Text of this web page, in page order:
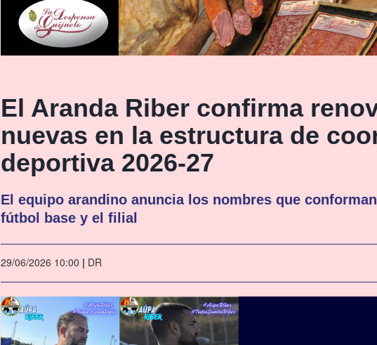
El Aranda Riber confirma
nuevas en la estructura de
deportiva 2026-27
El equipo arandino anuncia los nombres que
fútbol base y el filial
29/06/2026 10:00 | DR